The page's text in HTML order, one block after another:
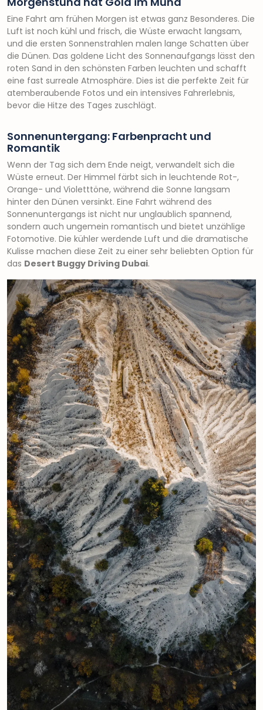
Eine Fahrt am frühen Morgen ist etwas ganz Besonderes. Die
Luft ist noch kühl und frisch, die Wüste erwacht langsam,
und die ersten Sonnenstrahlen malen lange Schatten über
die Dünen. Das goldene Licht des Sonnenaufgangs lässt den
roten Sand in den schönsten Farben leuchten und schafft
eine fast surreale Atmosphäre. Dies ist die perfekte Zeit für
atemberaubende Fotos und ein intensives Fahrerlebnis,
bevor die Hitze des Tages zuschlägt.
Sonnenuntergang: Farbenpracht und
Romantik
Wenn der Tag sich dem Ende neigt, verwandelt sich die
Wüste erneut. Der Himmel färbt sich in leuchtende Rot-,
Orange- und Violetttöne, während die Sonne langsam
hinter den Dünen versinkt. Eine Fahrt während des
Sonnenuntergangs ist nicht nur unglaublich spannend,
sondern auch ungemein romantisch und bietet unzählige
Fotomotive. Die kühler werdende Luft und die dramatische
Kulisse machen diese Zeit zu einer sehr beliebten Option für
das Desert Buggy Driving Dubai.